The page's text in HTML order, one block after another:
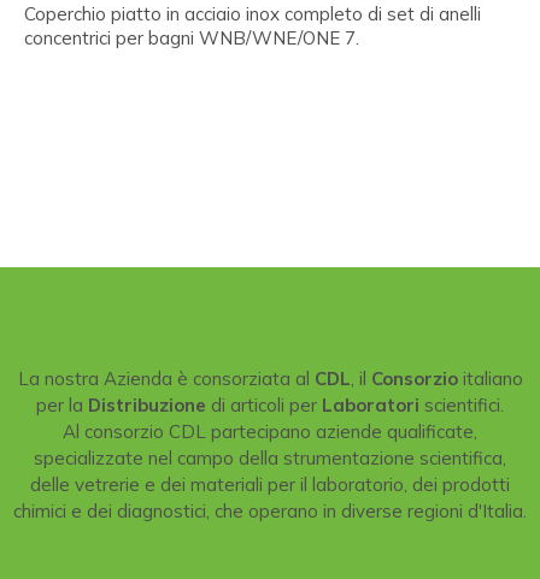
Coperchio piatto in acciaio inox completo di set di anelli
concentrici per bagni WNB/WNE/ONE 7.
La nostra Azienda è consorziata al CDL , il Consorzioitaliano
per la Distribuzione di articoli per Laboratori scientifici.
Al consorzio CDL partecipano aziende qualificate,
specializzate nel campo della strumentazione scientifica,
delle vetrerie e dei materiali per il laboratorio, dei prodotti
chimici e dei diagnostici, che operano in diverse regioni d'Italia.